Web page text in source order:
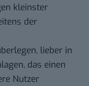
kleinster
der
lieber in
das einen
Nutzer